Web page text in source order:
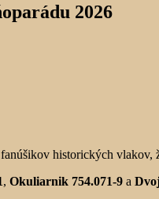
2026
historických
, Okuliarnik 754.071-9 a